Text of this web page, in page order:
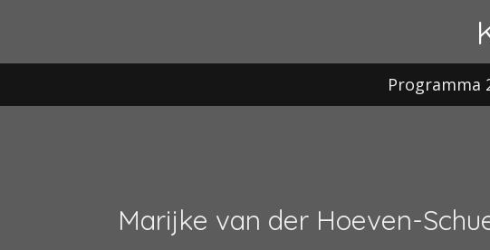
Programma
Marijke van der Hoeven-